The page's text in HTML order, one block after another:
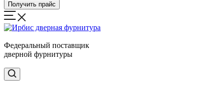
Получить прайс
Федеральный поставщик
дверной фурнитуры